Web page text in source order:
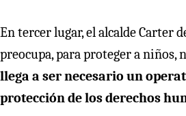
En tercer lugar, el alcalde Carter
preocupa, para proteger a niños,
llega a ser necesario un
protección de los derechos